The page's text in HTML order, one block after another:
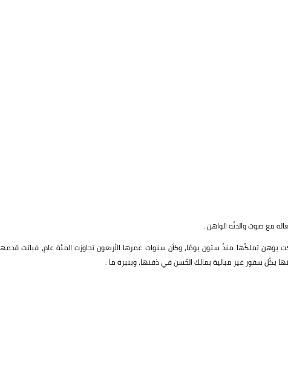
مع صوت والدتُه الواهن..
تملكُها منذُ ستون يومًا، وكأن سنوات عمرها الأربعون تجاوزت المئة عام، فباتت
بكُل سفور غير مبالية بمالك الحُسن في ذقنها، وبنبرة ما :